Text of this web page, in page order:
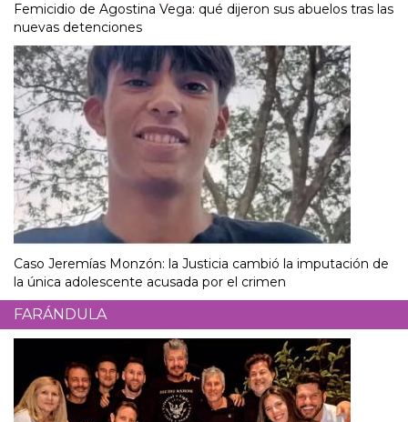
Femicidio de Agostina Vega: qué dijeron sus abuelos tras las
nuevas detenciones
Caso Jeremías Monzón: la Justicia cambió la imputación de
la única adolescente acusada por el crimen
FARÁNDULA